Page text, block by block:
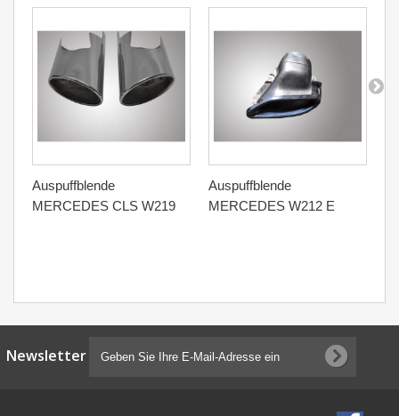
Auspuffblende
MERCEDES CLS W219
Auspuffblende
MERCEDES W212 E
Newsletter